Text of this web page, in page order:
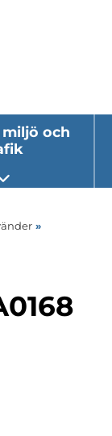
och
Öppna undermeny
»